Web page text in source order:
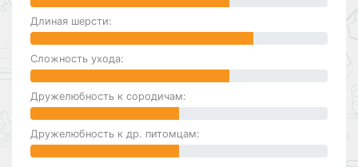
Длиная шерсти:
Сложность ухода:
Дружелюбность к сородичам:
Дружелюбность к др. питомцам: